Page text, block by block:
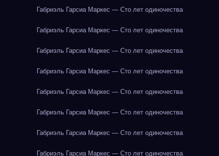
Габриэль Гарсиа Маркес — Сто лет одиночества
Габриэль Гарсиа Маркес — Сто лет одиночества
Габриэль Гарсиа Маркес — Сто лет одиночества
Габриэль Гарсиа Маркес — Сто лет одиночества
Габриэль Гарсиа Маркес — Сто лет одиночества
Габриэль Гарсиа Маркес — Сто лет одиночества
Габриэль Гарсиа Маркес — Сто лет одиночества
Габриэль Гарсиа Маркес — Сто лет одиночества